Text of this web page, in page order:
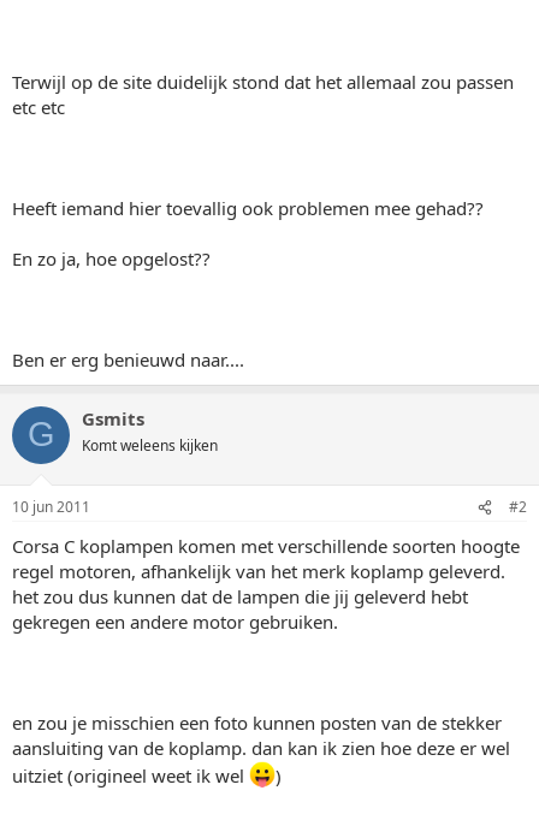
Terwijl op de site duidelijk stond dat het allemaal zou passen
etc etc
Heeft iemand hier toevallig ook problemen mee gehad??
En zo ja, hoe opgelost??
Ben er erg benieuwd naar....
G Gsmits
Komt weleens kijken
10 jun 2011 #2
Corsa C koplampen komen met verschillende soorten hoogte
regel motoren, afhankelijk van het merk koplamp geleverd.
het zou dus kunnen dat de lampen die jij geleverd hebt
gekregen een andere motor gebruiken.
en zou je misschien een foto kunnen posten van de stekker
aansluiting van de koplamp. dan kan ik zien hoe deze er wel
uitziet (origineel weet ik wel
)